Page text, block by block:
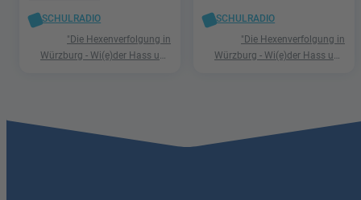
SCHULRADIO
"Die Hexenverfolgung in
Würzburg - Wi(e)der Hass und
SCHULRADIO
"Die Hexenverfolgung in
Würzburg - Wi(e)der Hass und